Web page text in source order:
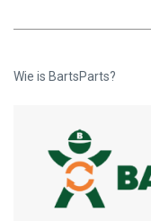
Wie is BartsParts?